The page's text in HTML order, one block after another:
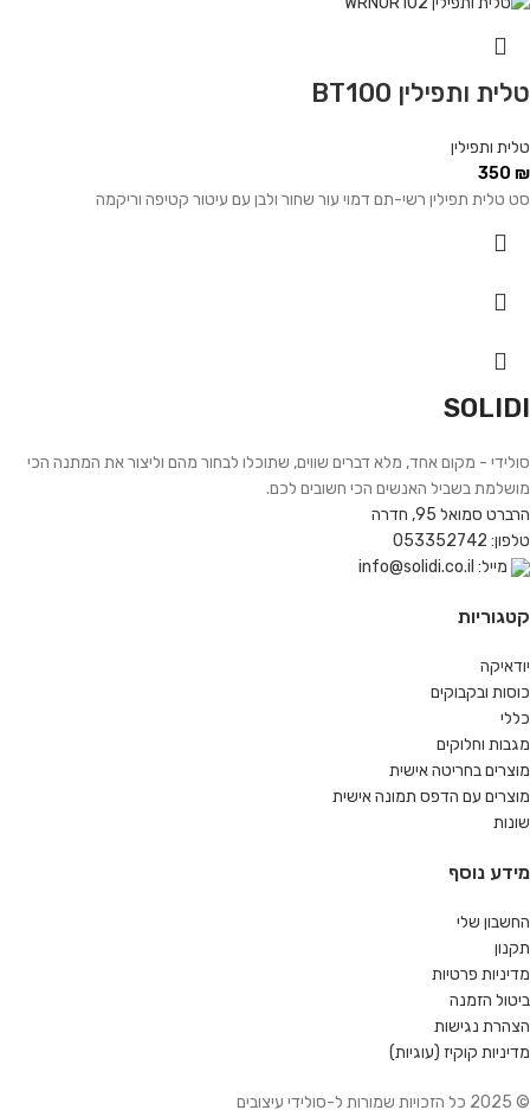
טלית ותפילין BT100
טלית ותפילין
350 ₪
סט טלית תפילין רשי-תם דמוי עור שחור ולבן עם עיטור קטיפה וריקמה
SOLIDI
סולידי - מקום אחד, מלא דברים שווים, שתוכלו לבחור מהם וליצור את המתנה הכי
מושלמת בשביל האנשים הכי חשובים לכם.
הרברט סמואל 95, חדרה
טלפון: 053352742
מייל: info@solidi.co.il
קטגוריות
יודאיקה
כוסות ובקבוקים
כללי
מגבות וחלוקים
מוצרים בחריטה אישית
מוצרים עם הדפס תמונה אישית
שונות
מידע נוסף
החשבון שלי
תקנון
מדיניות פרטיות
ביטול הזמנה
הצהרת נגישות
מדיניות קוקיז (עוגיות)
© 2025 כל הזכויות שמורות ל-סולידי עיצובים